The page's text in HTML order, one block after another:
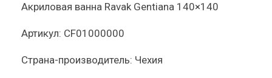
Акриловая ванна Ravak Gentiana 140×140
Артикул: CF01000000
Страна-производитель: Чехия